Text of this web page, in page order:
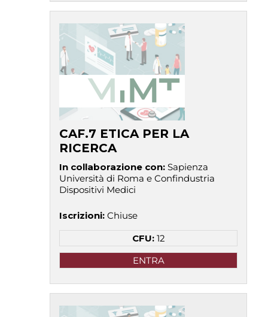
CAF.7 ETICA PER LA
RICERCA
In collaborazione con: Sapienza
Università di Roma e Confindustria
Dispositivi Medici
Iscrizioni: Chiuse
CFU: 12
ENTRA